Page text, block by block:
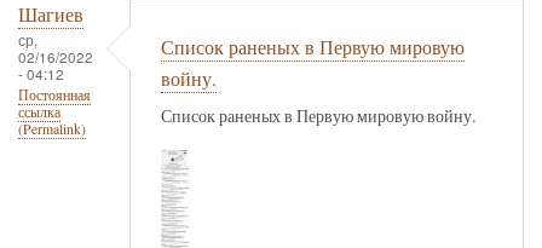
Шагиев
ср,
02/16/2022
- 04:12
Постоянная
ссылка
(Permalink)
Список раненых в Первую мировую
войну.
Список раненых в Первую мировую войну.